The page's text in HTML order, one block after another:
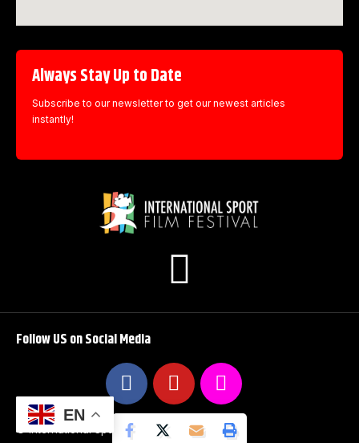
Always Stay Up to Date
Subscribe to our newsletter to get our newest articles
instantly!
Follow US on Social Media
© International Sport Film Festival
EN